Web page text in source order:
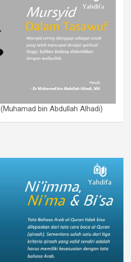
(Muhamad bin Abdullah Alhadi)